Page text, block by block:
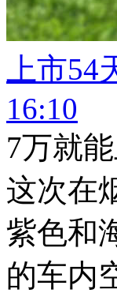
上市
16:10
7万就
这次在
紫色和
的车内